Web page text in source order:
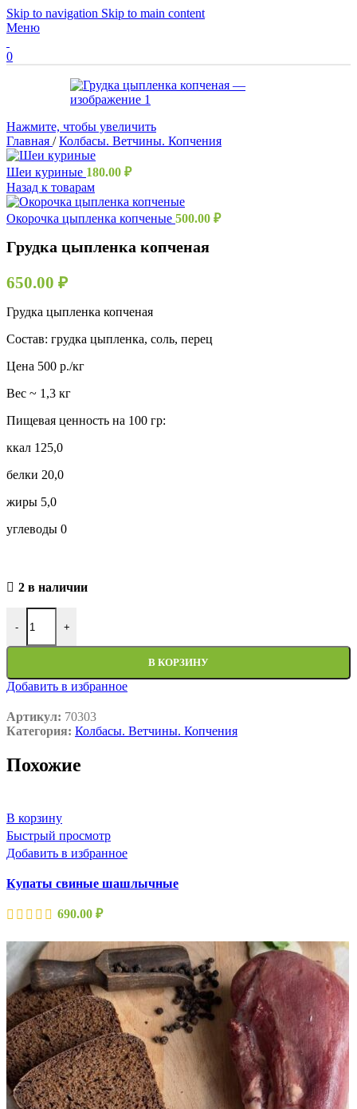
Skip to navigation Skip to main content
Меню
0
Нажмите, чтобы увеличить
Главная / Колбасы. Ветчины. Копчения
Шеи куриные 180.00 ₽
Назад к товарам
Окорочка цыпленка копченые 500.00 ₽
Грудка цыпленка копченая
650.00 ₽
Грудка цыпленка копченая
Состав: грудка цыпленка, соль, перец
Цена 500 р./кг
Вес ~ 1,3 кг
Пищевая ценность на 100 гр:
ккал 125,0
белки 20,0
жиры 5,0
углеводы 0
2 в наличии
-
Количество товара Грудка цыпленка копченая
+
В КОРЗИНУ
Добавить в избранное
Артикул: 70303
Категория: Колбасы. Ветчины. Копчения
Похожие
В корзину
Быстрый просмотр
Добавить в избранное
Купаты свиные шашлычные
690.00 ₽